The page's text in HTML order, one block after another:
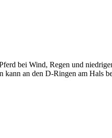
bei Wind, Regen und
kann an den D-Ringen am Hals